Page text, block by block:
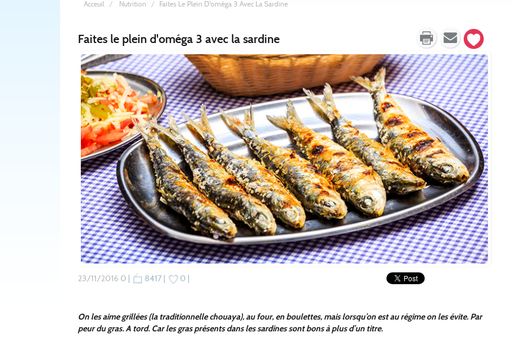
Acceuil Nutrition Faites Le Plein D'oméga 3 Avec La Sardine
Faites le plein d'oméga 3 avec la sardine
23/11/2016 0 | 8417 | 0 |
On les aime grillées (la traditionnelle chouaya), au four, en boulettes, mais lorsqu’on est au régime on les évite. Par
peur du gras. A tord. Car les gras présents dans les sardines sont bons à plus d’un titre.